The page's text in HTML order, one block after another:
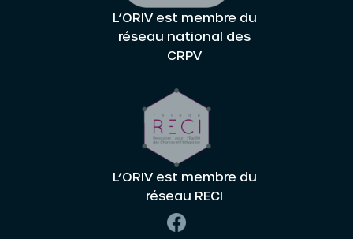
L’ORIV est membre du
réseau national des
CRPV
L’ORIV est membre du
réseau RECI